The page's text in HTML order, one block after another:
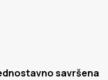
savršena